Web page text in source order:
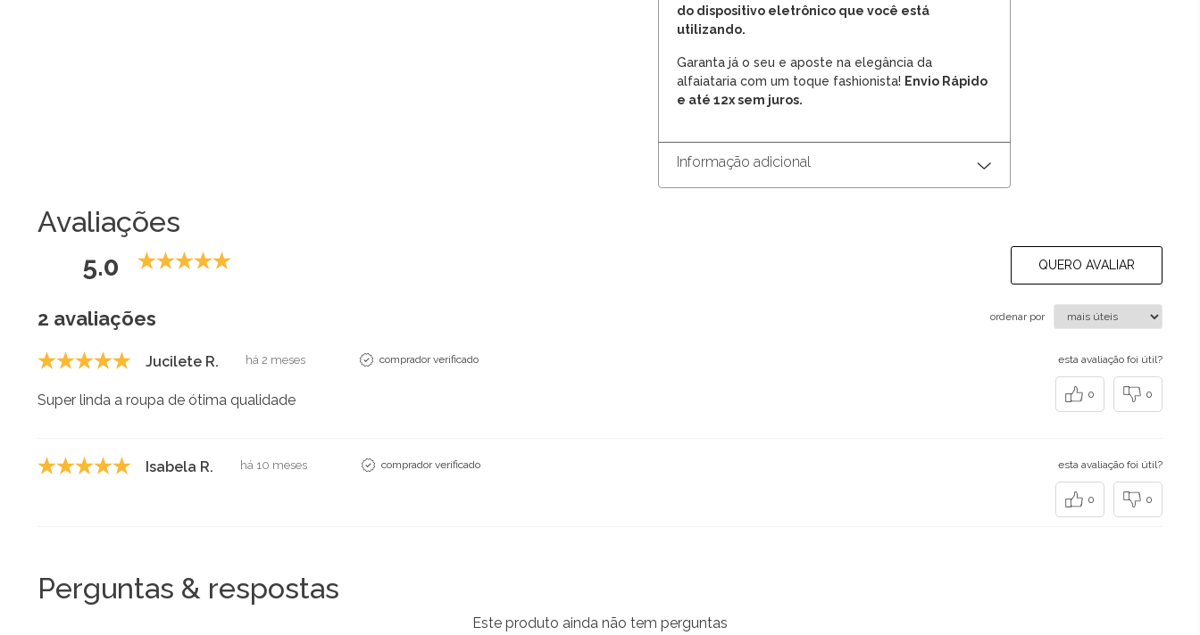
do dispositivo eletrônico que você está
utilizando.
Garanta já o seu e aposte na elegância da
alfaiataria com um toque fashionista! Envio Rápido
e até 12x sem juros.
Informação adicional
Avaliações
5.0 QUERO AVALIAR
2 avaliações ordenar por
Jucilete R. há 2 meses comprador verificado
Super linda a roupa de ótima qualidade
esta avaliação foi útil?
0 0
Isabela R. há 10 meses comprador verificado esta avaliação foi útil?
0 0
Perguntas & respostas
Este produto ainda não tem perguntas